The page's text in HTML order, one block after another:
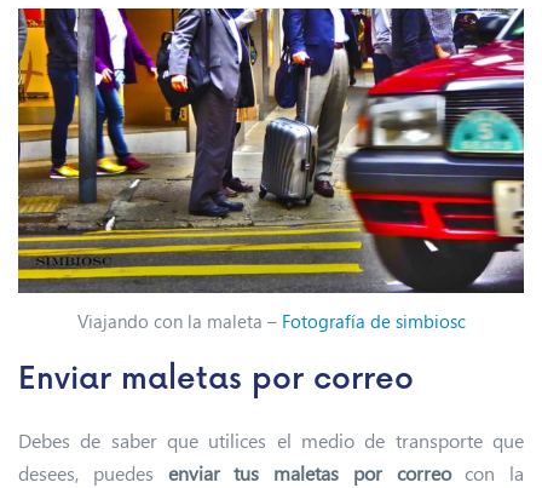
Viajando con la maleta – Fotografía de simbiosc
Enviar maletas por correo
Debes de saber que utilices el medio de transporte que
desees, puedes enviar tus maletas por correocon la